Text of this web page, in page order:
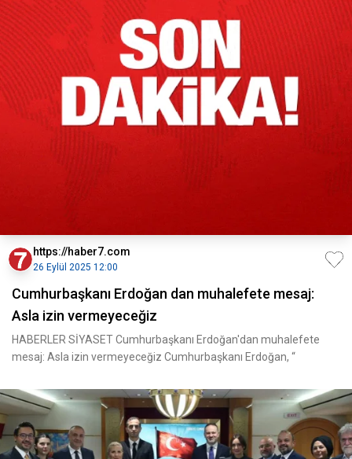
https://haber7.com
26 Eylül 2025 12:00
Cumhurbaşkanı Erdoğan dan muhalefete mesaj:
Asla izin vermeyeceğiz
HABERLER SİYASET Cumhurbaşkanı Erdoğan'dan muhalefete
mesaj: Asla izin vermeyeceğiz Cumhurbaşkanı Erdoğan, “